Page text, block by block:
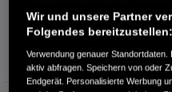
Wir und unsere Partner
Folgendes bereitzustellen:
Verwendung genauer
aktiv abfragen. Speichern von oder
Endgerät. Personalisierte Werbung